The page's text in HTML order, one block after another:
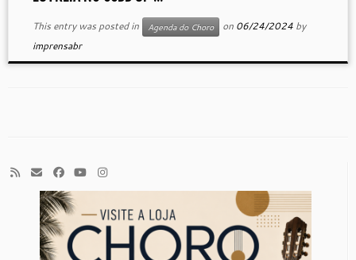
This entry was posted in Agenda do Choro on 06/24/2024 by
imprensabr